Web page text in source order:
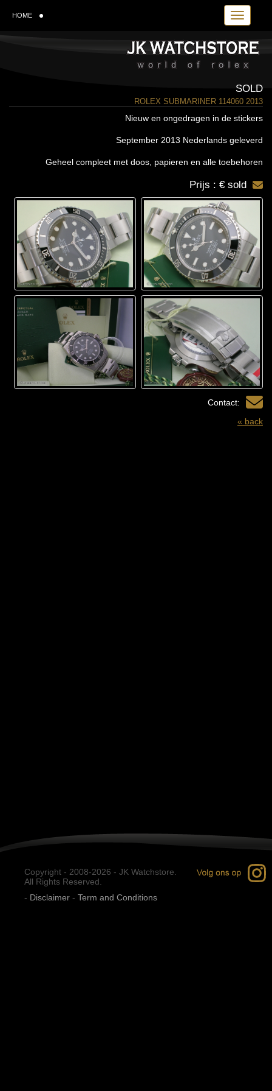
Toggle
HOME
SOLD
ROLEX SUBMARINER 114060 2013
Nieuw en ongedragen in de stickers
September 2013 Nederlands geleverd
Geheel compleet met doos, papieren en alle toebehoren
Prijs : € sold
Contact:
« back
Copyright - 2008-2026 - JK Watchstore.
All Rights Reserved.
- Disclaimer - Term and Conditions